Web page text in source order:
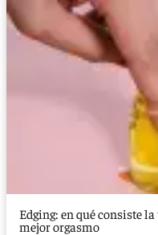
Edging: en qué consiste
mejor orgasmo